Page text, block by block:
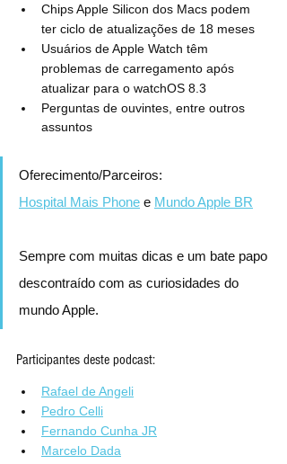
Chips Apple Silicon dos Macs podem
ter ciclo de atualizações de 18 meses
Usuários de Apple Watch têm
problemas de carregamento após
atualizar para o watchOS 8.3
Perguntas de ouvintes, entre outros
assuntos
Oferecimento/Parceiros:
Hospital Mais Phone e Mundo Apple BR
Sempre com muitas dicas e um bate papo
descontraído com as curiosidades do
mundo Apple.
Participantes deste podcast:
Rafael de Angeli
Pedro Celli
Fernando Cunha JR
Marcelo Dada